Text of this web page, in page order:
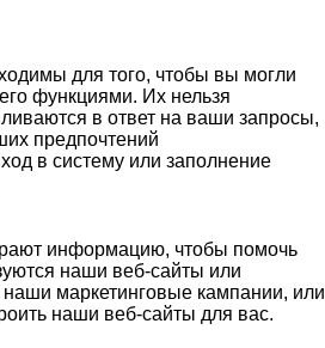
для того, чтобы вы могли
функциями. Их нельзя
в ответ на ваши запросы,
предпочтений
в систему или заполнение
информацию, чтобы помочь
наши веб-сайты или
маркетинговые кампании, или
наши веб-сайты для вас.